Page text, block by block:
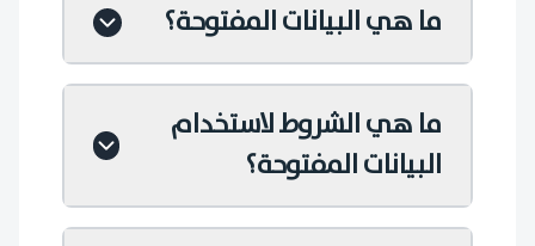
ما هي البيانات المفتوحة؟
ما هي الشروط لاستخدام
البيانات المفتوحة؟